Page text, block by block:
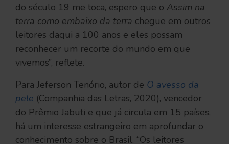
do século 19 me toca, espero que o Assim na
terra como embaixo da terra chegue em outros
leitores daqui a 100 anos e eles possam
reconhecer um recorte do mundo em que
vivemos”, reflete.
Para Jeferson Tenório, autor de O avesso da
pele (Companhia das Letras, 2020), vencedor
do Prêmio Jabuti e que já circula em 15 países,
há um interesse estrangeiro em aprofundar o
conhecimento sobre o Brasil. “Os leitores